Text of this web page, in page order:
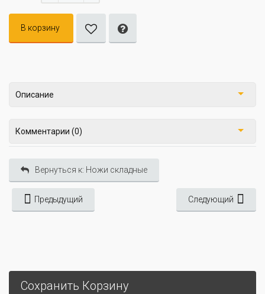
В корзину
Описание
Комментарии (0)
Вернуться к: Ножи складные
Предыдущий Следующий
Сохранить Корзину